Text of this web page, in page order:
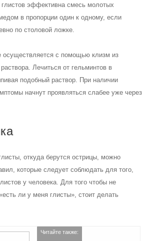
глистов эффективна смесь молотых
в пропорции один к одному, если
по столовой ложке.
осуществляется с помощью клизм из
Лечиться от гельминтов в
подобный раствор. При наличии
начнут проявляться слабее уже через
откуда берутся острицы, можно
которые следует соблюдать для того,
у человека. Для того чтобы не
ли у меня глисты», стоит делать
Читайте также: